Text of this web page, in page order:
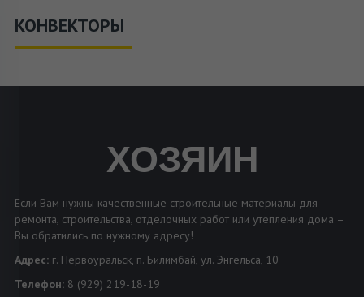
КОНВЕКТОРЫ
ХОЗЯИН
Если Вам нужны качественные строительные материалы для
ремонта, строительства, отделочных работ или утепления дома –
Вы обратились по нужному адресу!
Адрес: г. Первоуральск, п. Билимбай, ул. Энгельса, 10
Телефон: 8 (929) 219-18-19